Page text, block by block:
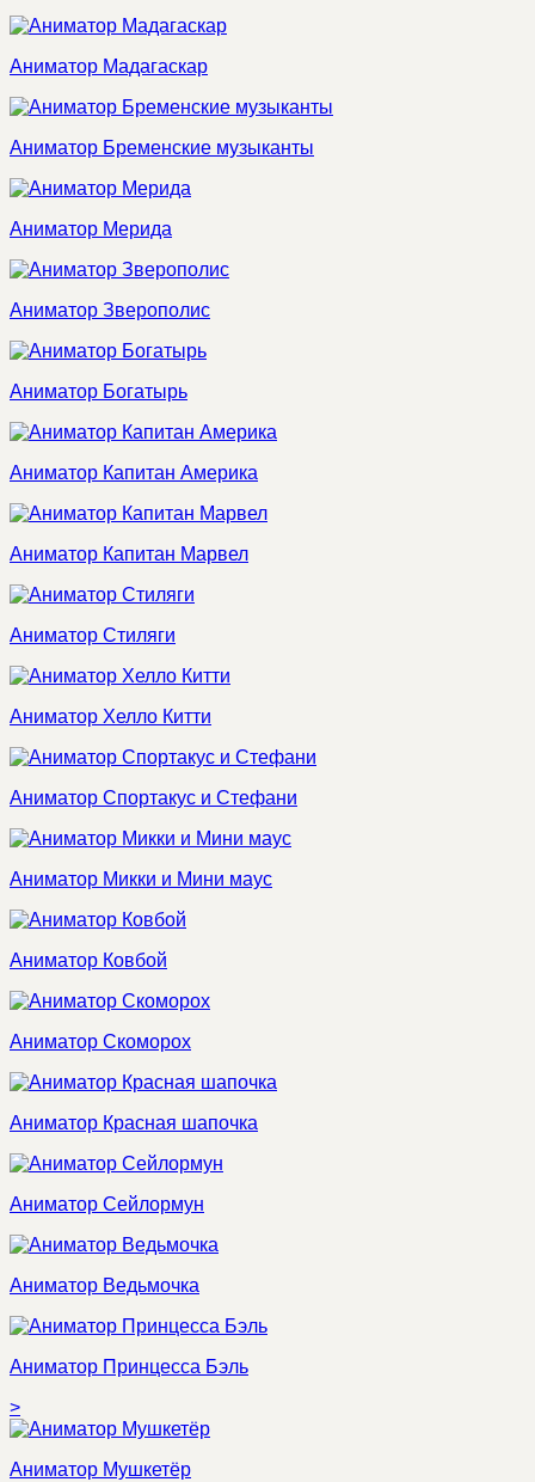
Аниматор Мадагаскар
Аниматор Бременские музыканты
Аниматор Мерида
Аниматор Зверополис
Аниматор Богатырь
Аниматор Капитан Америка
Аниматор Капитан Марвел
Аниматор Стиляги
Аниматор Хелло Китти
Аниматор Спортакус и Стефани
Аниматор Микки и Мини маус
Аниматор Ковбой
Аниматор Скоморох
Аниматор Красная шапочка
Аниматор Сейлормун
Аниматор Ведьмочка
Аниматор Принцесса Бэль
>
Аниматор Мушкетёр